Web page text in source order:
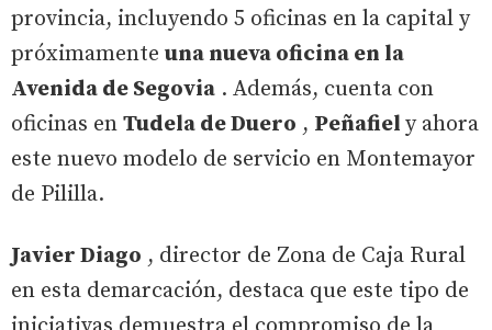
provincia, incluyendo 5 oficinas en la capital y
próximamente una nueva oficina en la
Avenida de Segovia . Además, cuenta con
oficinas en Tudela de Duero , Peñafiel y ahora
este nuevo modelo de servicio en Montemayor
de Pililla.
Javier Diago , director de Zona de Caja Rural
en esta demarcación, destaca que este tipo de